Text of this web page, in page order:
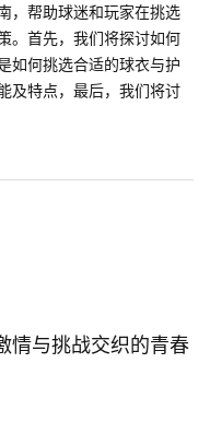
，帮助球迷和玩家在挑选
。首先，我们将探讨如何
如何挑选合适的球衣与护
及特点，最后，我们将讨
情与挑战交织的青春